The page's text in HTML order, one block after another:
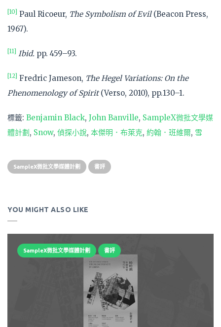
[10] Paul Ricoeur, The Symbolism of Evil (Beacon Press,
1967).
[11] Ibid. pp. 459–93.
[12] Fredric Jameson, The Hegel Variations: On the
Phenomenology of Spirit(Verso, 2010), pp.130–1.
標籤: Benjamin Black, John Banville, SampleX微批文學媒
體計劃, Snow, 偵探小說, 本傑明．布萊克, 約翰．班維爾, 雪
SampleX微批文學媒體計劃 書評
YOU MIGHT ALSO LIKE
SampleX微批文學媒體計劃 書評